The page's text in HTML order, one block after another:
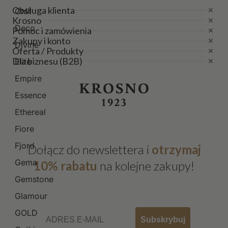
Chill
Deco
Divine
Elite
Empire
Essence
Ethereal
Fiore
Fjord
Gema
Gemstone
Glamour
GOLD
Obsługa klienta
Krosno
Pomoc i zamówienia
Zakupy i konto
Oferta / Produkty
Dla biznesu (B2B)
Dołącz do newslettera i otrzymaj
10% rabatu na kolejne zakupy!
Subskrybuj